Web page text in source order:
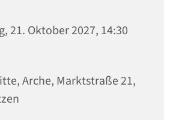
21. Oktober 2027, 14:30
Arche, Marktstraße 21,